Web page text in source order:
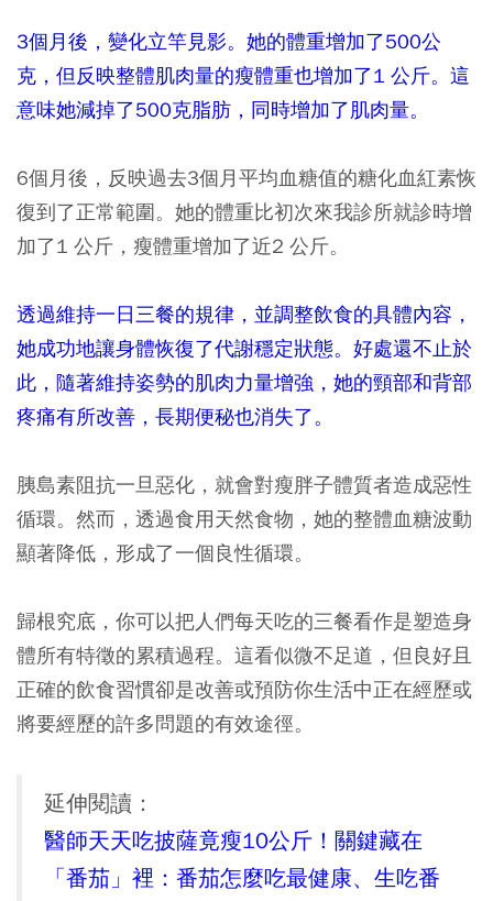
3個月後，變化立竿見影。她的體重增加了500公
克，但反映整體肌肉量的瘦體重也增加了1 公斤。這
意味她減掉了500克脂肪，同時增加了肌肉量。
6個月後，反映過去3個月平均血糖值的糖化血紅素恢
復到了正常範圍。她的體重比初次來我診所就診時增
加了1 公斤，瘦體重增加了近2 公斤。
透過維持一日三餐的規律，並調整飲食的具體內容，
她成功地讓身體恢復了代謝穩定狀態。好處還不止於
此，隨著維持姿勢的肌肉力量增強，她的頸部和背部
疼痛有所改善，長期便秘也消失了。
胰島素阻抗一旦惡化，就會對瘦胖子體質者造成惡性
循環。然而，透過食用天然食物，她的整體血糖波動
顯著降低，形成了一個良性循環。
歸根究底，你可以把人們每天吃的三餐看作是塑造身
體所有特徵的累積過程。這看似微不足道，但良好且
正確的飲食習慣卻是改善或預防你生活中正在經歷或
將要經歷的許多問題的有效途徑。
延伸閱讀：
醫師天天吃披薩竟瘦10公斤！關鍵藏在
「番茄」裡：番茄怎麼吃最健康、生吃番